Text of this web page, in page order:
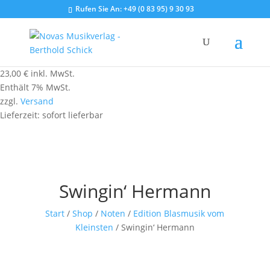
Rufen Sie An:+49 (0 83 95) 9 30 93
23,00 € inkl. MwSt.
Enthält 7% MwSt.
zzgl. Versand
Lieferzeit: sofort lieferbar
Swingin‘ Hermann
Start /Shop / Noten / Edition Blasmusik vom
Kleinsten / Swingin‘ Hermann